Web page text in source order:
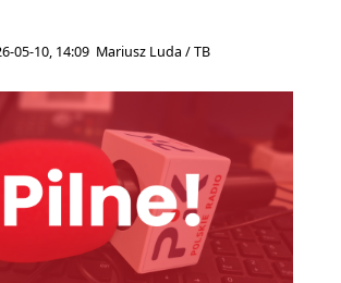
05-10, 14:09 Mariusz Luda / TB